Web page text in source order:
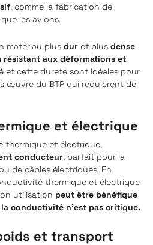
, comme la fabrication de
les avions.
matériau plus dur et plus dense
résistant aux déformations et
et cette dureté sont idéales pour
œuvre du BTP qui requièrent de
et électrique
thermique et électrique,
conducteur, parfait pour la
de câbles électriques. En
thermique et électrique
utilisation peut être bénéfique
conductivité n'est pas critique.
et transport